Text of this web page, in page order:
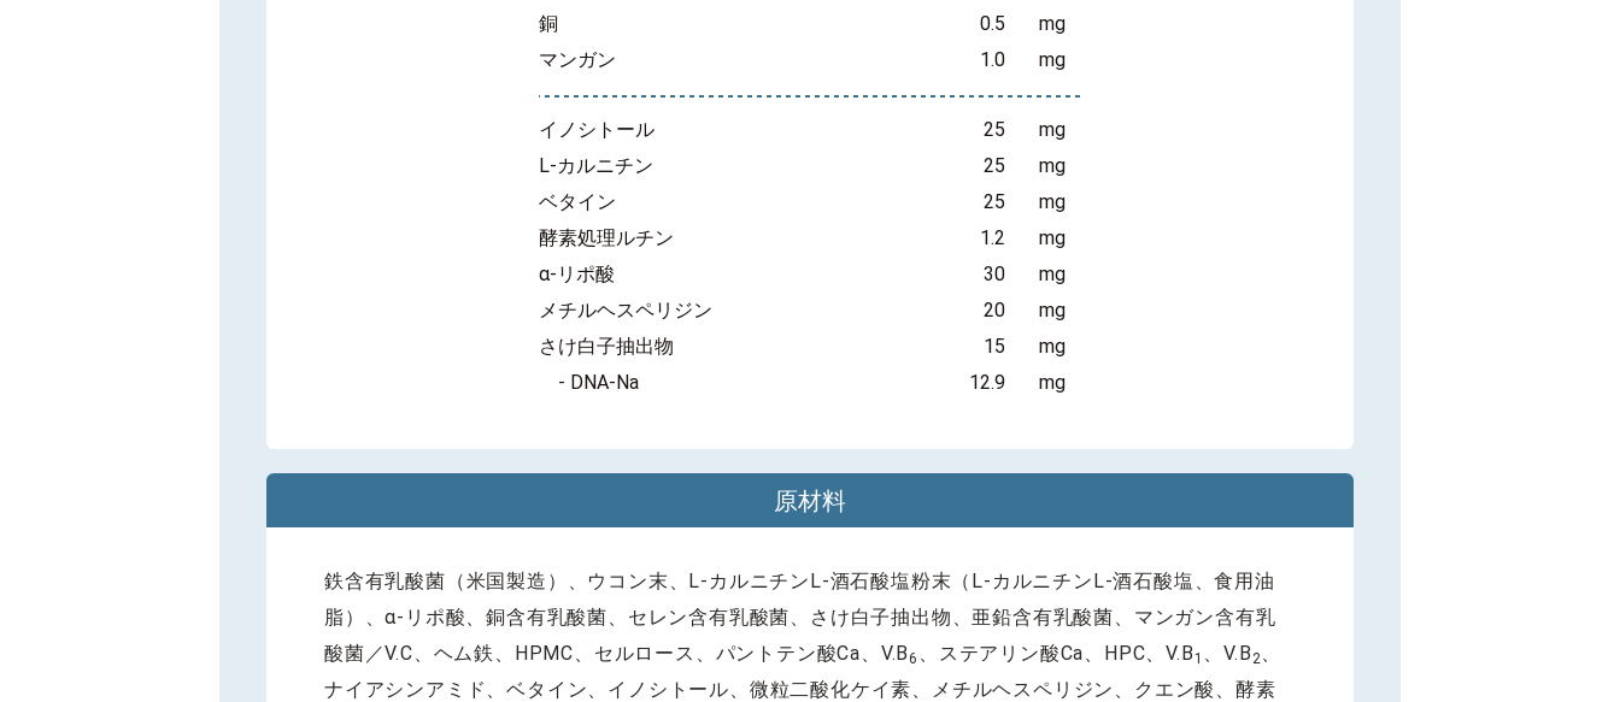
銅
0.5
mg
マンガン
1.0 mg
イノシトール 25
mg
L-カルニチン
25
mg
ベタイン
25
mg
酵素処理ルチン
1.2
mg
α-リポ酸
30
mg
メチルヘスペリジン
20
mg
さけ白子抽出物
15
mg
- DNA-Na
12.9 mg
原材料
鉄含有乳酸菌（米国製造）、ウコン末、L-カルニチンL-酒石酸塩粉末（L-カルニチンL-酒石酸塩、食用油
脂）、α-リポ酸、銅含有乳酸菌、セレン含有乳酸菌、さけ白子抽出物、亜鉛含有乳酸菌、マンガン含有乳
酸菌／V.C、ヘム鉄、HPMC、セルロース、パントテン酸Ca、V.B6 、ステアリン酸Ca、HPC、V.B 1 、V.B2、
ナイアシンアミド、ベタイン、イノシトール、微粒二酸化ケイ素、メチルヘスペリジン、クエン酸、酵素